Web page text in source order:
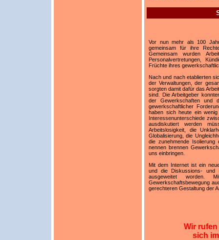
Vor nun mehr als 100
gemeinsam für ihre
Gemeinsam wurden
Personalvertretungen,
Früchte ihres
Nach und nach etablierten
der Verwaltungen, der
sorgten damit dafür das
sind. Die Arbeitgeber
der Gewerkschaften und
gewerkschaftlicher
haben sich heute ein
Interessenunterschiede
ausdiskutiert werden
Arbeitslosigkeit, die
Globalisierung, die
die zunehmende
nennen brennen
uns einbringen.
Mit dem Internet ist ein
und die Diskussions- und
ausgeweitet
Gewerkschaftsbewegung
gerechteren Gestaltung der
Wir
sich